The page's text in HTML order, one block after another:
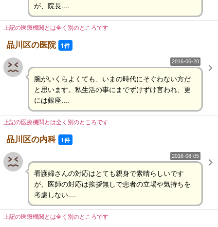
が、院長....
上記の医療機関とは全く別のところです
品川区の医院 1件
2016-06-28
腕がいくらよくても、いまの時代にそぐわない方だ
と思います。私生活の事にまでずけずけ言われ、更
には銀座....
上記の医療機関とは全く別のところです
品川区の内科 1件
2016-08-05
看護婦さんの対応はとても親身で素晴らしいです
が、医師の対応は挨拶無しで患者の立場や気持ちを
考慮しない....
上記の医療機関とは全く別のところです